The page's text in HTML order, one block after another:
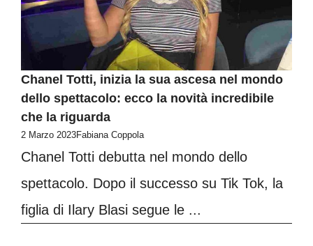
Chanel Totti, inizia la sua ascesa nel mondo
dello spettacolo: ecco la novità incredibile
che la riguarda
2 Marzo 2023Fabiana Coppola
Chanel Totti debutta nel mondo dello
spettacolo. Dopo il successo su Tik Tok, la
figlia di Ilary Blasi segue le ...